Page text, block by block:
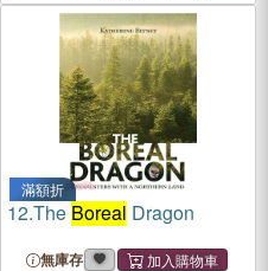
滿額折
12.The Boreal Dragon
無庫存